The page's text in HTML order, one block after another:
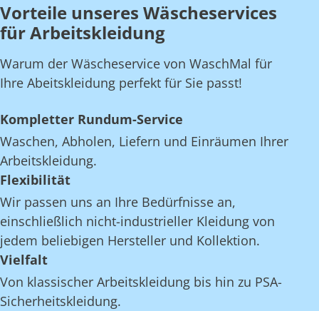
Vorteile unseres Wäscheservices
für Arbeitskleidung
Warum der Wäscheservice von WaschMal für
Ihre Abeitskleidung perfekt für Sie passt!
Kompletter Rundum-Service
Waschen, Abholen, Liefern und Einräumen Ihrer
Arbeitskleidung.
Flexibilität
Wir passen uns an Ihre Bedürfnisse an,
einschließlich nicht-industrieller Kleidung von
jedem beliebigen Hersteller und Kollektion.
Vielfalt
Von klassischer Arbeitskleidung bis hin zu PSA-
Sicherheitskleidung.